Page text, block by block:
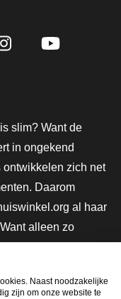
slim? Want de
in ongekend
ontwikkelen zich net
Daarom
al haar
alleen zo
mee en maak
Naast noodzakelijke
zijn om onze website te